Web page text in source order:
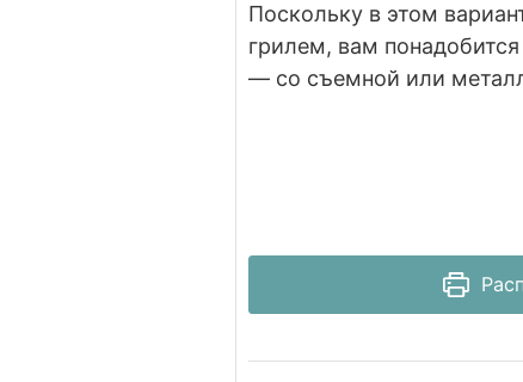
Поскольку в этом
грилем, вам
— со съемной или